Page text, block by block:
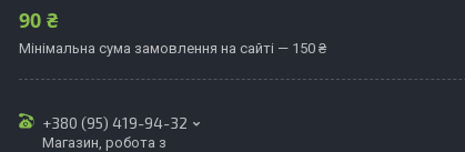
90 ₴
Мінімальна сума замовлення на сайті — 150 ₴
+380 (95) 419-94-32
Магазин, робота з